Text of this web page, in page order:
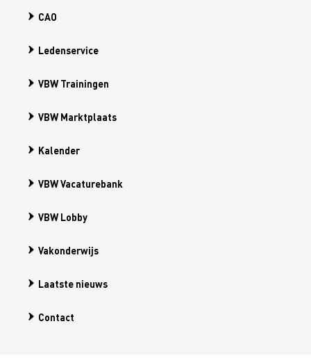
CAO
Ledenservice
VBW Trainingen
VBW Marktplaats
Kalender
VBW Vacaturebank
VBW Lobby
Vakonderwijs
Laatste nieuws
Contact